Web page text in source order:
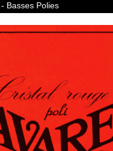
Basses Polies